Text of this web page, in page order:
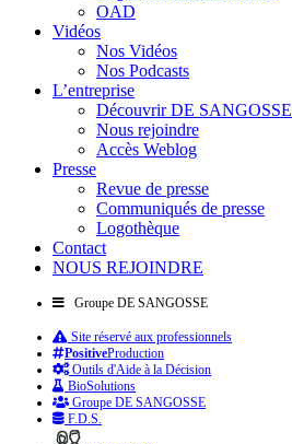
OAD
Vidéos
Nos Vidéos
Nos Podcasts
L’entreprise
Découvrir DE SANGOSSE
Nous rejoindre
Accès Weblog
Presse
Revue de presse
Communiqués de presse
Logothèque
Contact
NOUS REJOINDRE
Groupe DE SANGOSSE
Site réservé aux professionnels
PositiveProduction
Outils d'Aide à la Décision
BioSolutions
Groupe DE SANGOSSE
F.D.S.